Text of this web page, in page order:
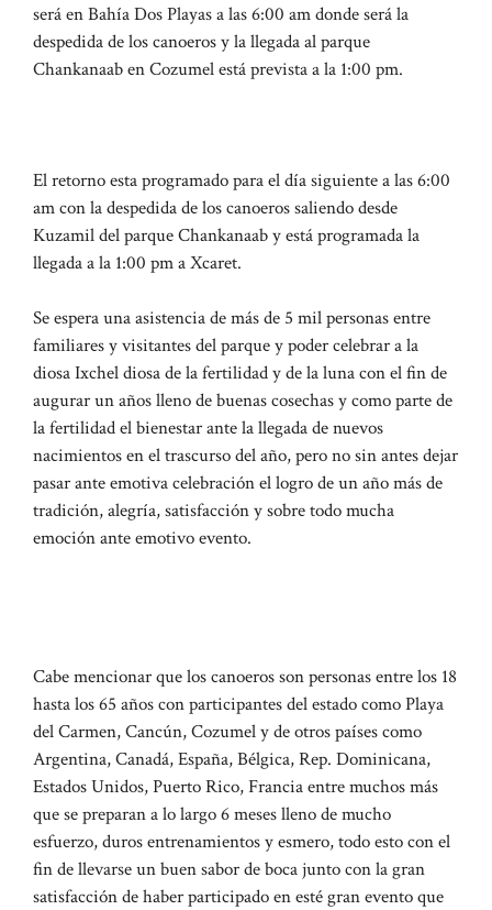
será en Bahía Dos Playas a las 6:00 am donde será la
despedida de los canoeros y la llegada al parque
Chankanaab en Cozumel está prevista a la 1:00 pm.
El retorno esta programado para el día siguiente a las 6:00
am con la despedida de los canoeros saliendo desde
Kuzamil del parque Chankanaab y está programada la
llegada a la 1:00 pm a Xcaret.
Se espera una asistencia de más de 5 mil personas entre
familiares y visitantes del parque y poder celebrar a la
diosa Ixchel diosa de la fertilidad y de la luna con el fin de
augurar un años lleno de buenas cosechas y como parte de
la fertilidad el bienestar ante la llegada de nuevos
nacimientos en el trascurso del año, pero no sin antes dejar
pasar ante emotiva celebración el logro de un año más de
tradición, alegría, satisfacción y sobre todo mucha
emoción ante emotivo evento.
Cabe mencionar que los canoeros son personas entre los 18
hasta los 65 años con participantes del estado como Playa
del Carmen, Cancún, Cozumel y de otros países como
Argentina, Canadá, España, Bélgica, Rep. Dominicana,
Estados Unidos, Puerto Rico, Francia entre muchos más
que se preparan a lo largo 6 meses lleno de mucho
esfuerzo, duros entrenamientos y esmero, todo esto con el
fin de llevarse un buen sabor de boca junto con la gran
satisfacción de haber participado en esté gran evento que